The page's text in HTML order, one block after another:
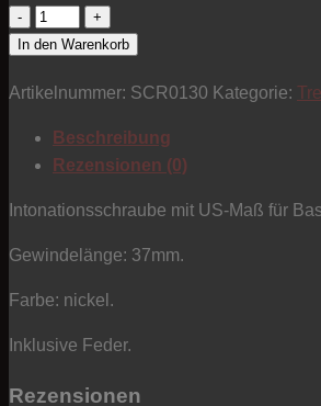
Intonations-/Brückenschraube
-
-
US
Menge
In den Warenkorb
Artikelnummer: SCR0130 Kategorie:
Beschreibung
Rezensionen (0)
Intonationsschraube mit US-Maß für
Gewindelänge: 37mm.
Farbe: nickel.
Inklusive Feder.
Rezensionen